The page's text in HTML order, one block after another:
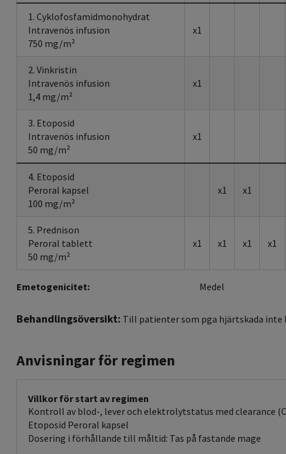
1. Cyklofosfamidmonohydrat
Intravenös infusion
750 mg/m²
x1
2. Vinkristin
Intravenös infusion
1,4 mg/m²
x1
3. Etoposid
Intravenös infusion
50 mg/m²
x1
4. Etoposid
Peroral kapsel
100 mg/m²
x1 x1
5. Prednison
Peroral tablett
50 mg/m²
x1 x1 x1 x1
Emetogenicitet: Medel
Behandlingsöversikt: Till patienter som pga hjärtskada inte
Anvisningar för regimen
Villkor för start av regimen
Kontroll av blod-, lever och elektrolytstatus med clearance
Etoposid Peroral kapsel
Dosering i förhållande till måltid: Tas på fastande mage